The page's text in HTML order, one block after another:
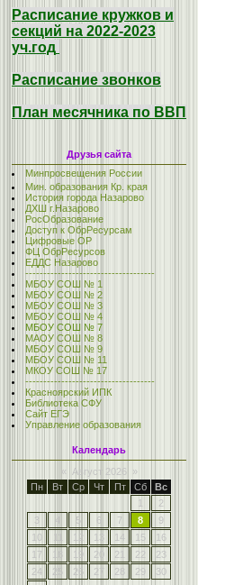
Расписание кружков и
секций на 2022-2023
уч.год
Расписание звонков
План месячника по ВВП
Друзья сайта
Минпросвещения России
Мин. образования Кр. края
История города Назарово
ДХШ г.Назарово
РосОбразование
Доступ к ОбрРесурсам
Цифровые ОР
ФЦ ОбрРесурсов
ЕДДС Назарово
------------------------------------
МБОУ СОШ № 1
МБОУ СОШ № 2
МБОУ СОШ № 3
МБОУ СОШ № 4
МБОУ СОШ № 7
МАОУ СОШ № 8
МБОУ СОШ № 9
МБОУ СОШ № 11
МКОУ СОШ № 17
------------------------------------
Красноярский ИПК
Библиотека СФУ
Сайт ЕГЭ
Управление образования
Календарь
«
Август 2026
»
Пн
Вт Ср Чт Пт Сб
Вс
1
2
3
4 5 6 7 8
9
10
11 12 13 14 15
16
17
18 19 20 21 22
23
24
25 26 27 28 29
30